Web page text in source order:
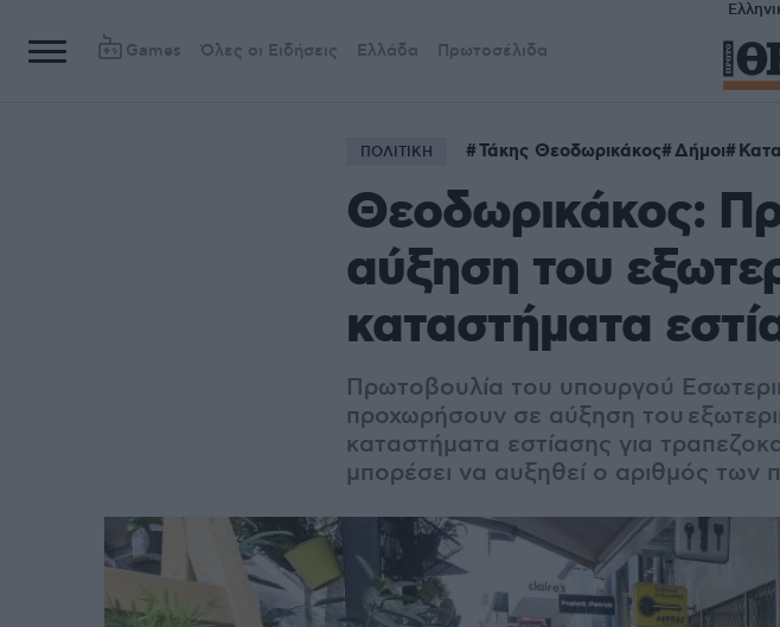
Games Όλες οι Ειδήσεις Ελλάδα Πρωτοσέλιδα
ΠΟΛΙΤΙΚΗ Τάκης Θεοδωρικάκος Δήμοι
Θεοδωρικάκος:
αύξηση του
καταστήματα
Πρωτοβουλία του υπουργού
προχωρήσουν σε αύξηση του
καταστήματα εστίασης για
μπορέσει να αυξηθεί ο αριθμός των